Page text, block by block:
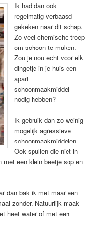
Ik had dan ook
regelmatig verbaasd
gekeken naar dit schap.
Zo veel chemische troep
om schoon te maken.
Zou je nou echt voor elk
dingetje in je huis een
apart
schoonmaakmiddel
nodig hebben?
Ik gebruik dan zo weinig
mogelijk agressieve
schoonmaakmiddelen.
Ook spullen die niet in
met een klein beetje sop en
dan bak ik met maar een
zonder. Natuurlijk maak
heet water of met een